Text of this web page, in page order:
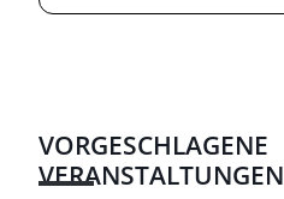
VORGESCHLAGENE
VERANSTALTUNGEN